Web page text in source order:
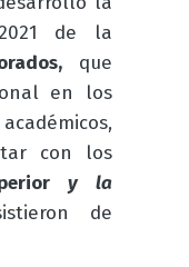
de la
que
en los
con los
y la
de